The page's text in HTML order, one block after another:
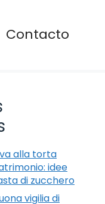
Contacto
alla torta
idee
di zucchero
vigilia di